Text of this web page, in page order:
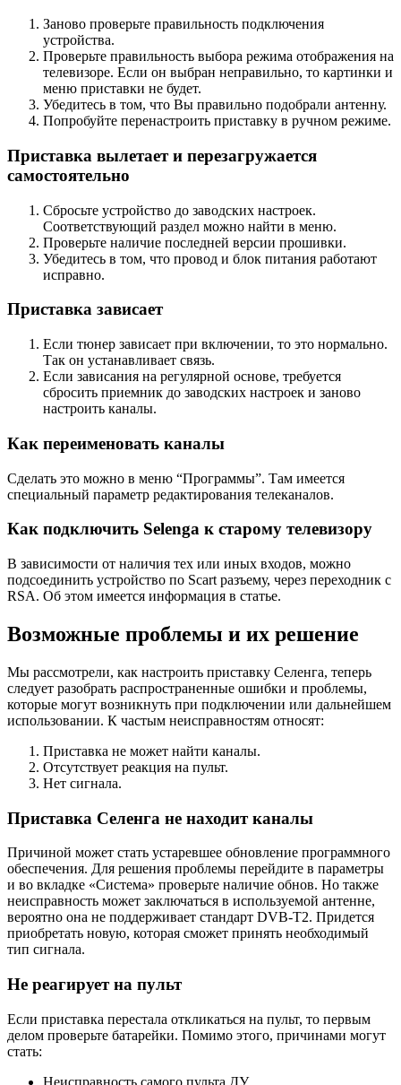
Заново проверьте правильность подключения
устройства.
Проверьте правильность выбора режима отображения на
телевизоре. Если он выбран неправильно, то картинки и
меню приставки не будет.
Убедитесь в том, что Вы правильно подобрали антенну.
Попробуйте перенастроить приставку в ручном режиме.
Приставка вылетает и перезагружается
самостоятельно
Сбросьте устройство до заводских настроек.
Соответствующий раздел можно найти в меню.
Проверьте наличие последней версии прошивки.
Убедитесь в том, что провод и блок питания работают
исправно.
Приставка зависает
Если тюнер зависает при включении, то это нормально.
Так он устанавливает связь.
Если зависания на регулярной основе, требуется
сбросить приемник до заводских настроек и заново
настроить каналы.
Как переименовать каналы
Сделать это можно в меню “Программы”. Там имеется
специальный параметр редактирования телеканалов.
Как подключить Selenga к старому телевизору
В зависимости от наличия тех или иных входов, можно
подсоединить устройство по Scart разъему, через переходник с
RSA. Об этом имеется информация в статье.
Возможные проблемы и их решение
Мы рассмотрели, как настроить приставку Селенга, теперь
следует разобрать распространенные ошибки и проблемы,
которые могут возникнуть при подключении или дальнейшем
использовании. К частым неисправностям относят:
Приставка не может найти каналы.
Отсутствует реакция на пульт.
Нет сигнала.
Приставка Селенга не находит каналы
Причиной может стать устаревшее обновление программного
обеспечения. Для решения проблемы перейдите в параметры
и во вкладке «Система» проверьте наличие обнов. Но также
неисправность может заключаться в используемой антенне,
вероятно она не поддерживает стандарт DVB-T2. Придется
приобретать новую, которая сможет принять необходимый
тип сигнала.
Не реагирует на пульт
Если приставка перестала откликаться на пульт, то первым
делом проверьте батарейки. Помимо этого, причинами могут
стать:
Неисправность самого пульта ДУ.